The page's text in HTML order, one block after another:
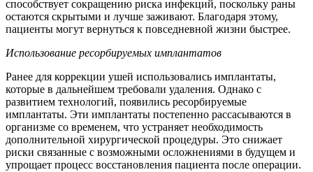
способствует сокращению риска инфекций, поскольку раны
остаются скрытыми и лучше заживают. Благодаря этому,
пациенты могут вернуться к повседневной жизни быстрее.
Использование ресорбируемых имплантатов
Ранее для коррекции ушей использовались имплантаты,
которые в дальнейшем требовали удаления. Однако с
развитием технологий, появились ресорбируемые
имплантаты. Эти имплантаты постепенно рассасываются в
организме со временем, что устраняет необходимость
дополнительной хирургической процедуры. Это снижает
риски связанные с возможными осложнениями в будущем и
упрощает процесс восстановления пациента после операции.